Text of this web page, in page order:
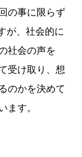
の事に限らず
が、社会的に
社会の声を
受け取り、想
のかを決めて
す。